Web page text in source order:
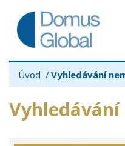
Úvod Vyhledávání